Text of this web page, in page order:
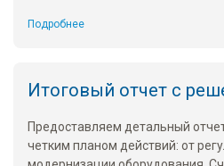
Подробнее
Итоговый отчет с
Предоставляем детальный
четким планом действий: от